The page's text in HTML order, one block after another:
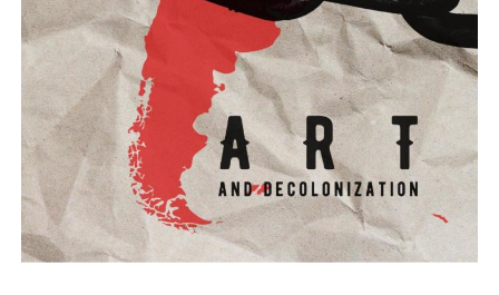
Ministério da Mulher, da Família e dos Direitos Humanos
Secretaria-Geral
Secretaria de Governo
Gabinete de Segurança Institucional
Advocacia-Geral da União